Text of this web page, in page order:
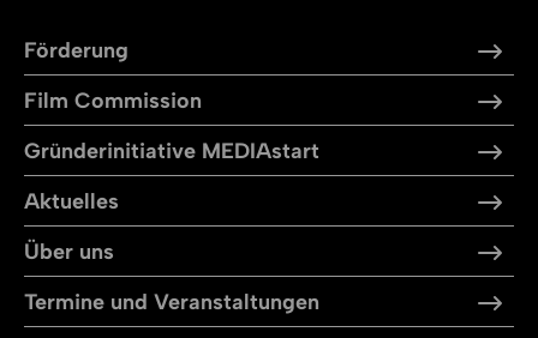
Förderung
Film Commission
Gründerinitiative MEDIAstart
Aktuelles
Über uns
Termine und Veranstaltungen